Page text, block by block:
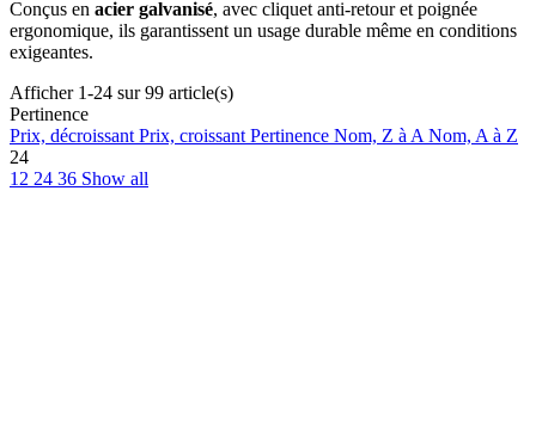
Conçus en acier galvanisé, avec cliquet anti‑retour et poignée
ergonomique, ils garantissent un usage durable même en conditions
exigeantes.
Afficher 1-24 sur 99 article(s)
Pertinence
Prix, décroissantPrix, croissantPertinence Nom, Z à ANom, A à Z
24
12 24 36 Show all